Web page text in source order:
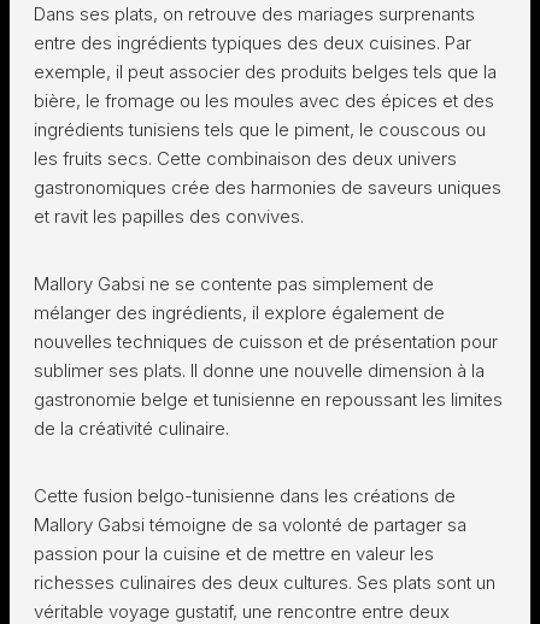
Dans ses plats, on retrouve des mariages surprenants
entre des ingrédients typiques des deux cuisines. Par
exemple, il peut associer des produits belges tels que la
bière, le fromage ou les moules avec des épices et des
ingrédients tunisiens tels que le piment, le couscous ou
les fruits secs. Cette combinaison des deux univers
gastronomiques crée des harmonies de saveurs uniques
et ravit les papilles des convives.
Mallory Gabsi ne se contente pas simplement de
mélanger des ingrédients, il explore également de
nouvelles techniques de cuisson et de présentation pour
sublimer ses plats. Il donne une nouvelle dimension à la
gastronomie belge et tunisienne en repoussant les limites
de la créativité culinaire.
Cette fusion belgo-tunisienne dans les créations de
Mallory Gabsi témoigne de sa volonté de partager sa
passion pour la cuisine et de mettre en valeur les
richesses culinaires des deux cultures. Ses plats sont un
véritable voyage gustatif, une rencontre entre deux